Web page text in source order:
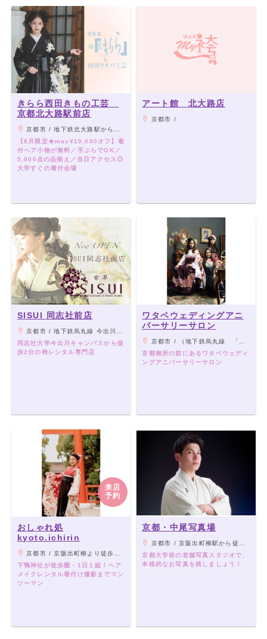
きらら西田きもの工芸
京都北大路駅前店
京都市 / 地下鉄北大路駅から徒歩1分
【8月限定★max¥10,000オフ】着
付ヘア小物が無料／手ぶらでOK／
5,000点の品揃え／当日アクセス◎
大学すぐの着付会場
アート館 北大路店
京都市 /
SISUI 同志社前店
京都市 / 地下鉄烏丸線 今出川駅 1番出口 徒歩３分
同志社大学今出川キャンパスから徒
歩2分の袴レンタル専門店
ワタベウェディングアニ
バーサリーサロン
京都市 / （地下鉄烏丸線 「丸太町駅」②出口から北へ徒歩7分）
京都御所の前にあるワタベウェディ
ングアニバーサリーサロン
来店
予約
おしゃれ処
kyoto.ichirin
京都市 / 京阪出町柳より徒歩１７分 烏丸線鞍馬口より徒歩１７分 市バス205,4で下鴨神社前より４分 206で高木町より６分 京都バス蓼倉橋より５分
下鴨神社が徒歩圏・1日１組！ヘア
メイクレンタル着付け撮影までマン
ツーマン
京都・中尾写真場
京都市 / 京阪出町柳駅から徒歩約15分 / 京都市バス 京大正門前より徒歩5分
京都大学前の老舗写真スタジオで、
本格的なお写真を残しましょう！